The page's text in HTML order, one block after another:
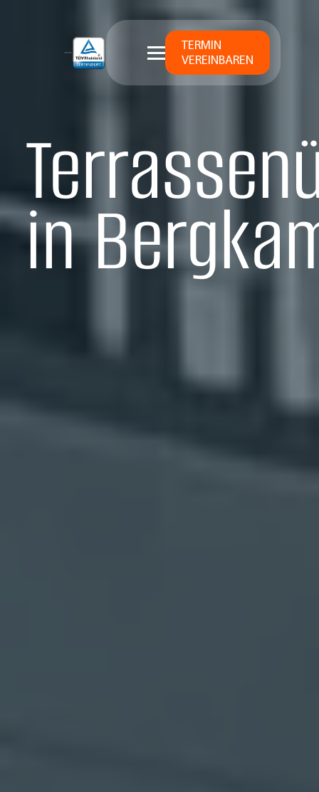
TERMIN
VEREINBAREN
in